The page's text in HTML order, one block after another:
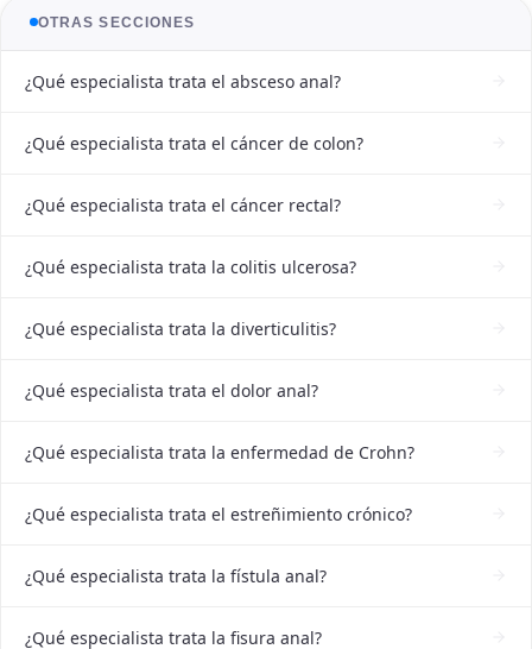
OTRAS SECCIONES
¿Qué especialista trata el absceso anal?
¿Qué especialista trata el cáncer de colon?
¿Qué especialista trata el cáncer rectal?
¿Qué especialista trata la colitis ulcerosa?
¿Qué especialista trata la diverticulitis?
¿Qué especialista trata el dolor anal?
¿Qué especialista trata la enfermedad de Crohn?
¿Qué especialista trata el estreñimiento crónico?
¿Qué especialista trata la fístula anal?
¿Qué especialista trata la fisura anal?